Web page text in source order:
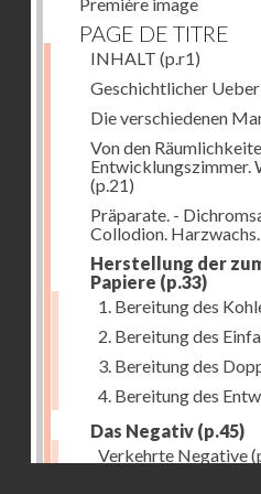
PAGE DE TITRE
INHALT (p.r1)
Geschichtlicher
Die verschiedenen
Von den
Entwicklungszimmer.
(p.21)
Präparate. -
Collodion.
Herstellung der
Papiere (p.33)
1. Bereitung des
2. Bereitung des
3. Bereitung des
4. Bereitung des
Das Negativ (p.45)
Verkehrte Negative